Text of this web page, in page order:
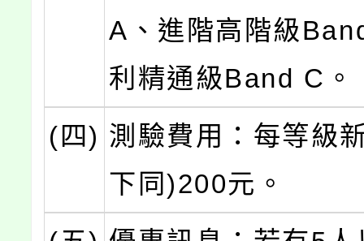
A、進階高階級
利精通級Band C。
(四) 測驗費用：每等級
下同)200元。